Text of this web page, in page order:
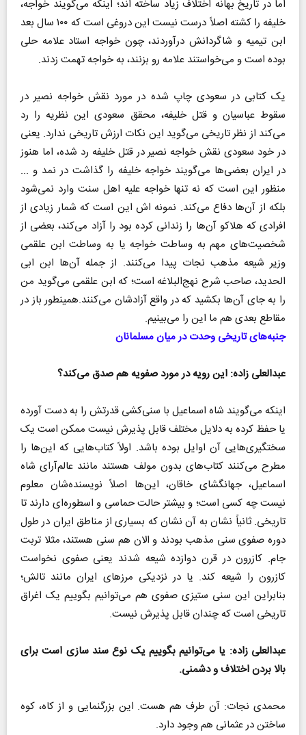
اما در تاریخ بهانه اختلاف زیاد ساخته اند؛ اینکه می‌گویند خواجه،
خلیفه را کشته اصلاً درست نیست این دروغی است که ۱۰۰ سال بعد
ابن تیمیه و شاگردانش درآوردند، چون خواجه استاد علامه حلی
بوده است و می‌خواستند علامه رو بزنند، به خواجه تهمت زدند.
یک کتابی در سعودی چاپ شده در مورد نقش خواجه نصیر در
سقوط عباسیان و قتل خلیفه، محقق سعودی این نظریه را رد
می‌کند از نظر تاریخی می‌گوید این نکات ارزش تاریخی ندارد. یعنی
در خود سعودی نقش خواجه نصیر در قتل خلیفه رد شده، اما هنوز
در ایران بعضی‌ها می‌گویند خواجه خلیفه را گذاشت در نمد و ...
منظور این است که نه تنها خواجه علیه اهل سنت وارد نمی‌شود
بلکه از آن‌ها دفاع می‌کند. نمونه اش این است که شمار زیادی از
افرادی که هلاکو آن‌ها را زندانی کرده بود را آزاد می‌کند، بعضی از
شخصیت‌های مهم به وساطت خواجه یا به وساطت ابن علقمی
وزیر شیعه مذهب نجات پیدا می‌کنند. از جمله آن‌ها ابن ابی
الحدید، صاحب شرح نهج‌البلاغه است؛ که ابن علقمی می‌گوید من
را به جای آن‌ها بکشید که در واقع آزادشان می‌کنند.همینطور باز در
مقاطع بعدی هم ما این را می‌بینیم.
جنبه‌های تاریخی وحدت در میان مسلمانان
عبدالعلی زاده: این رویه در مورد صفویه هم صدق می‌کند؟
اینکه می‌گویند شاه اسماعیل با سنی‌کشی قدرتش را به دست آورده
یا حفظ کرده به دلایل مختلف قابل پذیرش نیست ممکن است یک
سختگیری‌هایی آن اوایل بوده باشد. اولاً کتاب‌هایی که این‌ها را
مطرح می‌کنند کتاب‌های بدون مولف هستند مانند عالم‌آرای شاه
اسماعیل، جهانگشای خاقان، این‌ها اصلاً نویسنده‌شان معلوم
نیست چه کسی است؛ و بیشتر حالت حماسی و اسطوره‌ای دارند تا
تاریخی. ثانیاً نشان به آن نشان که بسیاری از مناطق ایران در طول
دوره صفوی سنی مذهب بودند و الان هم سنی هستند، مثلا تربت
جام. کازرون در قرن دوازده شیعه شدند یعنی صفوی نخواست
کازرون را شیعه کند. یا در نزدیکی مرز‌های ایران مانند تالش؛
بنابراین این سنی ستیزی صفوی هم می‌توانیم بگوییم یک اغراق
تاریخی است که چندان قابل پذیرش نیست.
عبدالعلی زاده: یا می‌توانیم بگوییم یک نوع سند سازی است برای
بالا بردن اختلاف و دشمنی.
محمدی نجات: آن طرف هم هست. این بزرگنمایی و از کاه، کوه
ساختن در عثمانی هم وجود دارد.